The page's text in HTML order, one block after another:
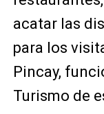
acatar las
para los
Pincay,
Turismo de